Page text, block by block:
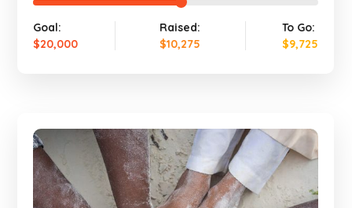
Goal:
$20,000
Raised:
$10,275
To Go:
$9,725